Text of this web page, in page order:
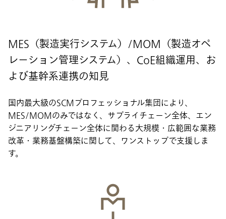
MES（製造実行システム）/MOM（製造オペ
レーション管理システム）、CoE組織運用、お
よび基幹系連携の知見
国内最大級のSCMプロフェッショナル集団により、
MES/MOMのみではなく、サプライチェーン全体、エン
ジニアリングチェーン全体に関わる大規模・広範囲な業務
改革・業務基盤構築に関して、ワンストップで支援しま
す。